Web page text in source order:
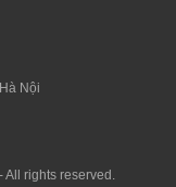
Nội
- All rights reserved.